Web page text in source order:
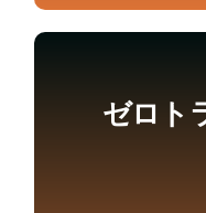
ゼロト